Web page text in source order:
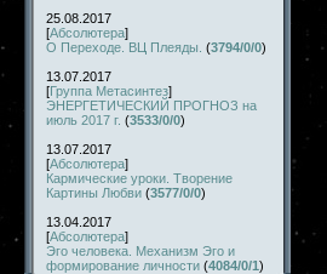
25.08.2017
[Абсолютера]
О Переходе. ВЦ Плеяды. (3794/0/0)
13.07.2017
[Группа Метасинтез]
ЭНЕРГЕТИЧЕСКИЙ ПРОГНОЗ на
июль 2017 г. (3533/0/0)
13.07.2017
[Абсолютера]
Кармические уроки. Творение
Картины Любви (3577/0/0)
13.04.2017
[Абсолютера]
Эго человека. Механизм Эго и
формирование личности (4084/0/1)